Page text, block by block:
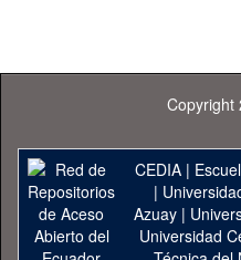
Copyright
CEDIA|
|
Azuay|
Universidad